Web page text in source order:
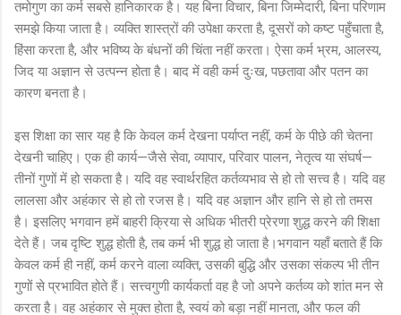
तमोगुण का कर्म सबसे हानिकारक है। यह बिना विचार, बिना जिम्मेदारी, बिना परिणाम
समझे किया जाता है। व्यक्ति शास्त्रों की उपेक्षा करता है, दूसरों को कष्ट पहुँचाता है,
हिंसा करता है, और भविष्य के बंधनों की चिंता नहीं करता। ऐसा कर्म भ्रम, आलस्य,
जिद या अज्ञान से उत्पन्न होता है। बाद में वही कर्म दुःख, पछतावा और पतन का
कारण बनता है।
इस शिक्षा का सार यह है कि केवल कर्म देखना पर्याप्त नहीं, कर्म के पीछे की चेतना
देखनी चाहिए। एक ही कार्य—जैसे सेवा, व्यापार, परिवार पालन, नेतृत्व या संघर्ष—
तीनों गुणों में हो सकता है। यदि वह स्वार्थरहित कर्तव्यभाव से हो तो सत्त्व है। यदि वह
लालसा और अहंकार से हो तो रजस है। यदि वह अज्ञान और हानि से हो तो तमस
है। इसलिए भगवान हमें बाहरी क्रिया से अधिक भीतरी प्रेरणा शुद्ध करने की शिक्षा
देते हैं। जब दृष्टि शुद्ध होती है, तब कर्म भी शुद्ध हो जाता है।भगवान यहाँ बताते हैं कि
केवल कर्म ही नहीं, कर्म करने वाला व्यक्ति, उसकी बुद्धि और उसका संकल्प भी तीन
गुणों से प्रभावित होते हैं। सत्त्वगुणी कार्यकर्ता वह है जो अपने कर्तव्य को शांत मन से
करता है। वह अहंकार से मुक्त होता है, स्वयं को बड़ा नहीं मानता, और फल की